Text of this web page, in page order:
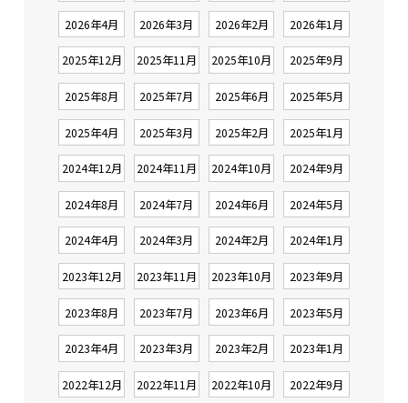
2026年4月 2026年3月 2026年2月 2026年1月
2025年12月 2025年11月 2025年10月 2025年9月
2025年8月 2025年7月 2025年6月 2025年5月
2025年4月 2025年3月 2025年2月 2025年1月
2024年12月 2024年11月 2024年10月 2024年9月
2024年8月 2024年7月 2024年6月 2024年5月
2024年4月 2024年3月 2024年2月 2024年1月
2023年12月 2023年11月 2023年10月 2023年9月
2023年8月 2023年7月 2023年6月 2023年5月
2023年4月 2023年3月 2023年2月 2023年1月
2022年12月 2022年11月 2022年10月 2022年9月